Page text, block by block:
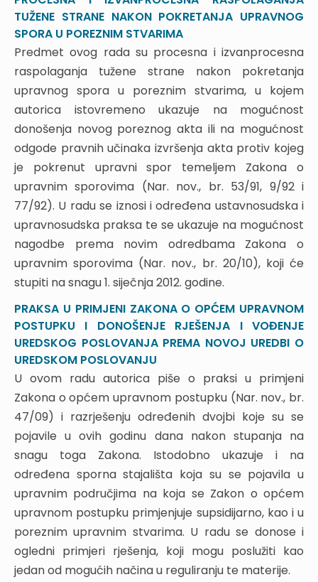
pravni lijekovi
2.3a. Pogreške (razlozi) zbog kojih se može pokrenuti
2.3b. Pogreške (razlozi) zbog kojih se može poništiti ili
ukinuti rješenje kojim je stranka stekla neko pravo (čl.
129. st. 2. i 3.)
2.4. Najteže pogreške – razlozi ništavosti
3. NAČELO ZAŠTITE STEČENIH PRAVA
STRANAKA
3.1. Poništavanje i ukidanje
4. RAZLIKE U BROJU I VRSTI IZVANREDNIH
PRAVNIH LIJEKOVA U ODNOSU NA PRIJAŠNJI
ZAKON O OPĆEM UPRAVNOM POSTUPKU
4.1. Obnova postupka
4.2. Oglašivanje rješenja ništavim deklaratornim
aktom
4.3. Poništavanje i ukidanje
4.4. Ukidanje zakonitog rješenja kojim je stranka
stekla neko pravo uređeno je u članku 130. ZUP-a
5. ZAKLJUČNE NAPOMENE
6. NOVIJA SUDSKA PRAKSA – PRILOG
PROCESNA I IZVANPROCESNA RASPOLAGANJA
TUŽENE STRANE NAKON POKRETANJA UPRAVNOG
SPORA U POREZNIM STVARIMA
1. UVODNE NAPOMENE
2. INGERENCIJE TUŽENE STRANE U TIJEKU
UPRAVNOG SPORA
2.1. Novi upravni akt u tijeku spora
2.1. Pravni dosezi Odluke Ustavnog suda
2.2. Odgoda pravnih učinaka rješenja
2.2.1. Odgoda prema ZUS-u
2.2.2. Odgoda ovrhe prema OPZ-u
TUŽENE STRANE NAKON POKRETANJA UPRAVNOG
SPORA U POREZNIM STVARIMA
Predmet ovog rada su procesna i izvanprocesna
raspolaganja tužene strane nakon pokretanja
upravnog spora u poreznim stvarima, u kojem
autorica istovremeno ukazuje na mogućnost
donošenja novog poreznog akta ili na mogućnost
odgode pravnih učinaka izvršenja akta protiv kojeg
je pokrenut upravni spor temeljem Zakona o
upravnim sporovima (Nar. nov., br. 53/91, 9/92 i
77/92). U radu se iznosi i određena ustavnosudska i
upravnosudska praksa te se ukazuje na mogućnost
nagodbe prema novim odredbama Zakona o
upravnim sporovima (Nar. nov., br. 20/10), koji će
stupiti na snagu 1. siječnja 2012. godine.
PRAKSA U PRIMJENI ZAKONA O OPĆEM UPRAVNOM
POSTUPKU I DONOŠENJE RJEŠENJA I VOĐENJE
UREDSKOG POSLOVANJA PREMA NOVOJ UREDBI O
UREDSKOM POSLOVANJU
U ovom radu autorica piše o praksi u primjeni
Zakona o općem upravnom postupku (Nar. nov., br.
47/09) i razrješenju određenih dvojbi koje su se
pojavile u ovih godinu dana nakon stupanja na
snagu toga Zakona. Istodobno ukazuje i na
određena sporna stajališta koja su se pojavila u
upravnim područjima na koja se Zakon o općem
upravnom postupku primjenjuje supsidijarno, kao i u
poreznim upravnim stvarima. U radu se donose i
ogledni primjeri rješenja, koji mogu poslužiti kao
jedan od mogućih načina u reguliranju te materije.